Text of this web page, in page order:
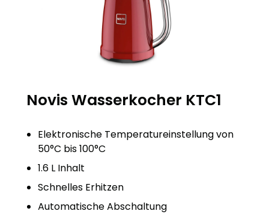
Novis Wasserkocher KTC1
Elektronische Temperatureinstellung von
50°C bis 100°C
1.6 L Inhalt
Schnelles Erhitzen
Automatische Abschaltung